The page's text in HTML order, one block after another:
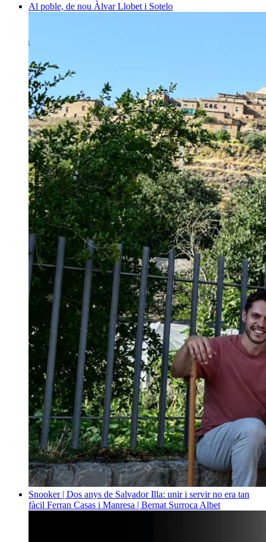
Al poble, de nou Àlvar Llobet i Sotelo
Snooker | Dos anys de Salvador Illa: unir i servir no era tan
fàcil Ferran Casas i Manresa | Bernat Surroca Albet